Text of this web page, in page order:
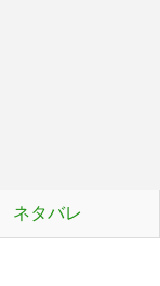
ネタバレ